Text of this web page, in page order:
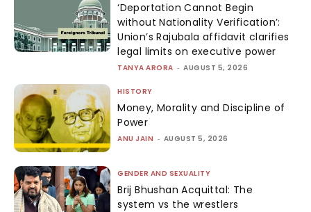
‘Deportation Cannot Begin
without Nationality Verification’:
Union’s Rajubala affidavit clarifies
legal limits on executive power
TANYA ARORA - AUGUST 5, 2026
HISTORY
Money, Morality and Discipline of
Power
ANU JAIN - AUGUST 5, 2026
GENDER AND SEXUALITY
Brij Bhushan Acquittal: The
system vs the wrestlers